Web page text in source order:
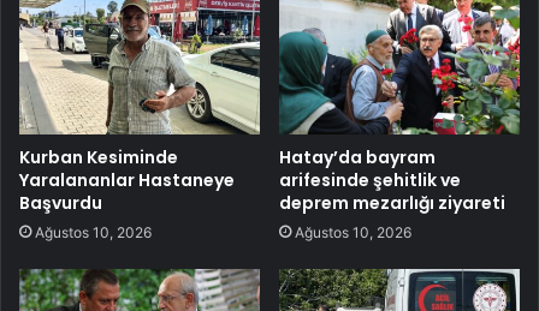
Kurban Kesiminde
Yaralananlar Hastaneye
Başvurdu
Ağustos 10, 2026
Hatay’da bayram
arifesinde şehitlik ve
deprem mezarlığı ziyareti
Ağustos 10, 2026